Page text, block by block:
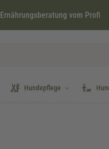
Ernährungsberatung vom Profi
Hundepflege